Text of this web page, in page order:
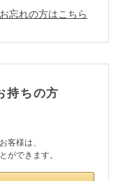
忘れの方はこちら
持ちの方
客様は、
ができます。